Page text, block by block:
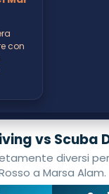
con
vs Scuba
diversi
a Marsa Alam.